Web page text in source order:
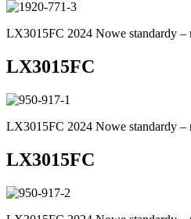
LX3015FC 2024 Nowe standardy –
LX3015FC
LX3015FC 2024 Nowe standardy –
LX3015FC